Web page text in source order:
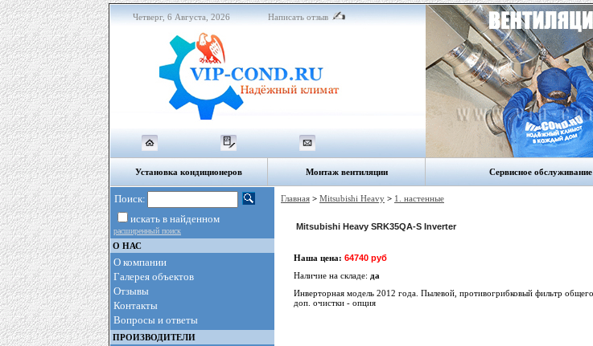
Четверг, 6 Августа, 2026 Написать отзыв
Установка кондиционеров Монтаж вентиляции Сервисное обслуживание
Поиск:
искать в найденном
расширенный поиск
О НАС
О компании
Галерея объектов
Отзывы
Контакты
Вопросы и ответы
ПРОИЗВОДИТЕЛИ
Главная > Mitsubishi Heavy > 1. настенные
Mitsubishi Heavy SRK35QA-S Inverter
Наша цена: 64740 руб
Наличие на складе: да
Инверторная модель 2012 года. Пылевой, противогрибковый фильтр
доп. очистки - опция